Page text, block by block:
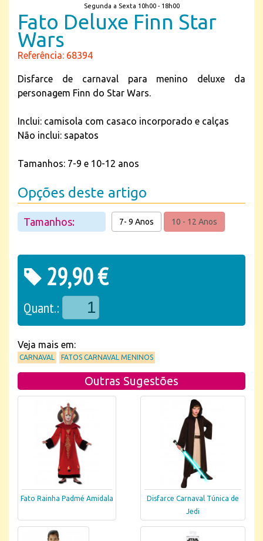
Segunda a Sexta 10h00 - 18h00
Fato Deluxe Finn Star
Wars
Referência: 68394
Disfarce de carnaval para menino deluxe da
personagem Finn do Star Wars.
Inclui: camisola com casaco incorporado e calças
Não inclui: sapatos
Tamanhos: 7-9 e 10-12 anos
Opções deste artigo
Tamanhos: 7- 9 Anos 10 - 12 Anos
29,90 €
Quant.:
Veja mais em:
CARNAVAL FATOS CARNAVAL MENINOS
Outras Sugestões
Fato Rainha Padmé Amidala
Disfarce Carnaval Túnica de
Jedi